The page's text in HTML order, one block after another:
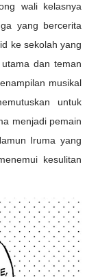
wali kelasnya
yang bercerita
ke sekolah yang
dan teman
musikal
untuk
menjadi pemain
Iruma yang
kesulitan